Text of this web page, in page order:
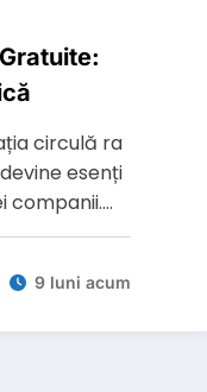
circulă ra
esenți
companii.…
9 luni acum